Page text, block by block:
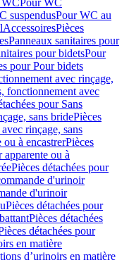
WCPour WC
suspendusPour WC au
AccessoiresPièces
Panneaux sanitaires pour
pour bidetsPour
pour Pour bidets
avec rinçage,
fonctionnement avec
pour Sans
sans bridePièces
rinçage, sans
à encastrerPièces
apparente ou à
Pièces détachées pour
d'urinoir
d'urinoir
Pièces détachées pour
Pièces détachées
détachées pour
en matière
d’urinoirs en matière